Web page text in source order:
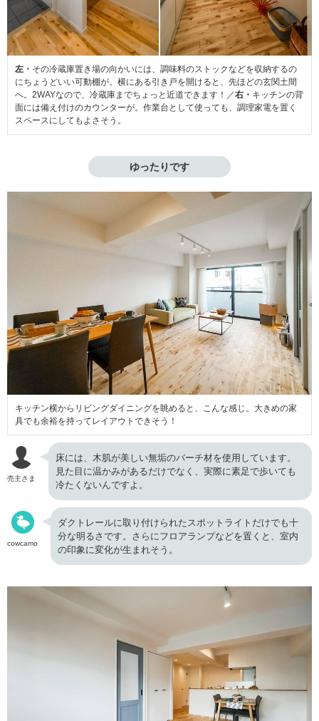
左・ その冷蔵庫置き場の向かいには、調味料のストックなどを収納するの
にちょうどいい可動棚が。横にある引き戸を開けると、先ほどの玄関土間
へ。2WAYなので、冷蔵庫までちょっと近道できます！／右・ キッチンの背
面には備え付けのカウンターが。作業台として使っても、調理家電を置く
スペースにしてもよさそう。
ゆったりです
キッチン横からリビングダイニングを眺めると、こんな感じ。大きめの家
具でも余裕を持ってレイアウトできそう！
売主さま
床には、木肌が美しい無垢のバーチ材を使用しています。
見た目に温かみがあるだけでなく、実際に素足で歩いても
冷たくないんですよ。
cowcamo
ダクトレールに取り付けられたスポットライトだけでも十
分な明るさです。さらにフロアランプなどを置くと、室内
の印象に変化が生まれそう。